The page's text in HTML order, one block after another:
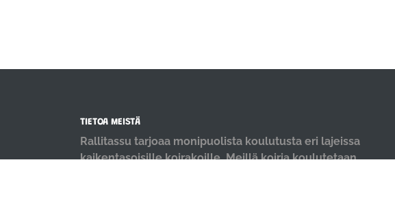
TIETOA MEISTÄ
Rallitassu tarjoaa monipuolista koulutusta eri lajeissa
kaikentasoisille koirakoille. Meillä koiria koulutetaan